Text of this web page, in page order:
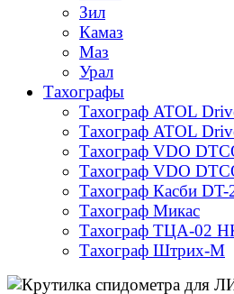
Зил
Камаз
Маз
Урал
Тахографы
Тахограф ATOL
Тахограф ATOL
Тахограф VDO
Тахограф VDO
Тахограф Касби
Тахограф Микас
Тахограф ТЦА-02
Тахограф Штрих-М